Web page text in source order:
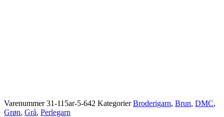
Varenummer31-115ar-5-642 Kategorier Broderigarn, Brun, DMC,
Grøn, Grå, Perlegarn